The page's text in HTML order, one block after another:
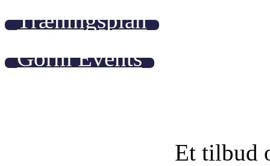
Træningsplan
Gorm Events
Et tilbud